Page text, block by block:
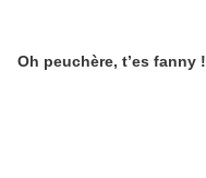
Oh peuchère, t’es fanny !